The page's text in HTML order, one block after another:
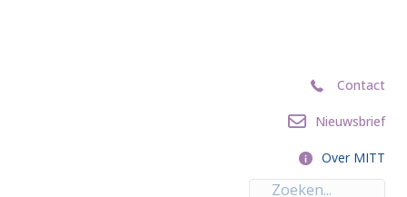
ContactContact
Nieuwsbrief
Nieuwsbrief
Over MITT
Over MITT